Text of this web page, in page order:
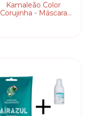
Kamaleão Color
Corujinha - Máscara